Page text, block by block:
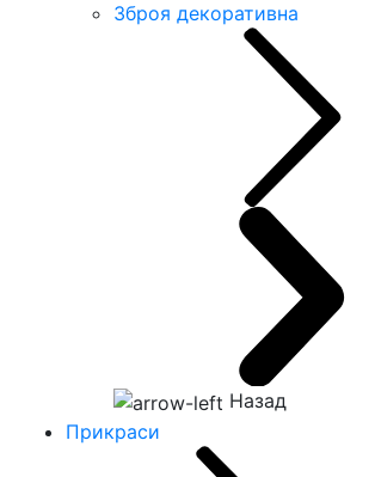
Зброя декоративна
Назад
Прикраси